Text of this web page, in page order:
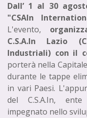
Dall’ 1 al 30
"CSAIn
L'evento,
C.S.A.In Lazio
Industriali) con il
porterà nella
durante le tappe
in vari Paesi.
del C.S.A.In,
impegnato nello